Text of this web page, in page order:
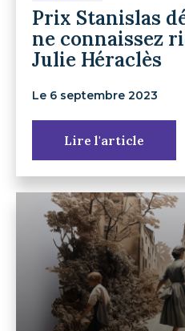
Prix Stanislas
ne connaissez
Julie Héraclès
Le 6 septembre 2023
Lire l'article